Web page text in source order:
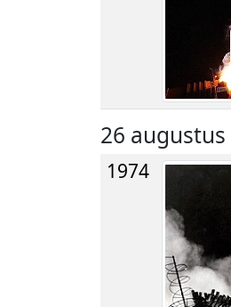
26 augustus
1974